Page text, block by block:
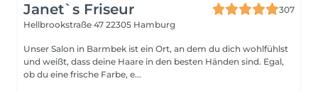
Janet`s Friseur
307
Hellbrookstraße 47 22305 Hamburg
Unser Salon in Barmbek ist ein Ort, an dem du dich wohlfühlst
und weißt, dass deine Haare in den besten Händen sind. Egal,
ob du eine frische Farbe, e...